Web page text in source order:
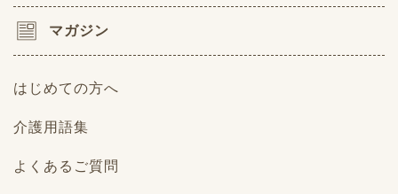
マガジン
はじめての方へ
介護用語集
よくあるご質問